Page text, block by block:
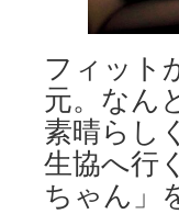
フィット
元。なん
素晴らし
生協へ行
ちゃん」